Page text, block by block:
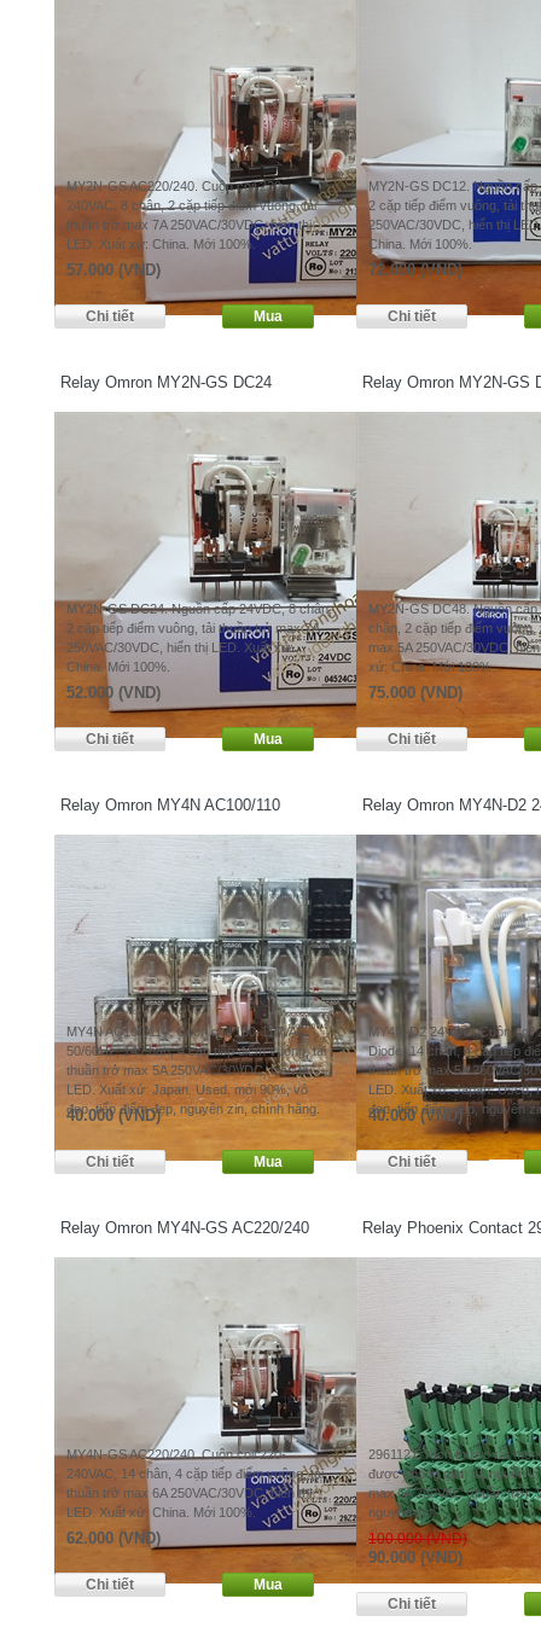
MY2N-GS AC220/240. Cuộn coil 220-
240VAC, 8 chân, 2 cặp tiếp điểm vuông, tải
thuần trở max 7A 250VAC/30VDC, hiển thị
LED. Xuất xứ: China. Mới 100%.
57.000 (VND)
MY2N-GS DC12. Nguồn
2 cặp tiếp điểm vuông, tải
250VAC/30VDC, hiển thị
China. Mới 100%.
72.000 (VND)
Relay Omron MY2N-GS DC24
MY2N-GS DC24. Nguồn cấp 24VDC, 8 chân,
2 cặp tiếp điểm vuông, tải thuần trở max 7A
250VAC/30VDC, hiển thị LED. Xuất xứ:
China. Mới 100%.
52.000 (VND)
Relay Omron MY2N-GS
MY2N-GS DC48. Nguồn
chân, 2 cặp tiếp điểm vuông,
max 5A 250VAC/30VDC,
xứ: China. Mới 100%.
75.000 (VND)
Relay Omron MY4N AC100/110
MY4N AC100/110. Cuộn coil 100-110VAC
50/60Hz, 14 chân, 4 cặp tiếp điểm vuông, tải
thuần trở max 5A 250VAC/30VDC, hiển thị
LED. Xuất xứ: Japan. Used, mới 90%, vỏ
đẹp, tiếp điểm đẹp, nguyên zin, chính hãng.
40.000 (VND)
Relay Omron MY4N-D2
MY4N-D2 24VDC. Cuộn coil
Diode, 14 chân, 4 cặp tiếp
thuần trở max 5A 250VAC/
LED. Xuất xứ: Japan. Used,
đẹp, tiếp điểm đẹp, nguyên
40.000 (VND)
Relay Omron MY4N-GS AC220/240
MY4N-GS AC220/240. Cuộn coil 220-
240VAC, 14 chân, 4 cặp tiếp điểm vuông, tải
thuần trở max 6A 250VAC/30VDC, hiển thị
LED. Xuất xứ: China. Mới 100%.
62.000 (VND)
Relay Phoenix Contact
2961121. Kích thước rất
được không gian tủ, nguồn
max 6A 250VAC (thuần trở).
nguyên zin.
100.000 (VND)
90.000 (VND)